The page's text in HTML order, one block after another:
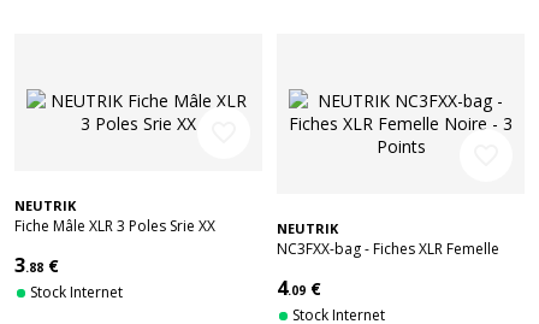
NEUTRIK
Fiche Mâle XLR 3 Poles Srie XX
3.88 €
Stock Internet
NEUTRIK
NC3FXX-bag - Fiches XLR Femelle
4.09 €
Stock Internet